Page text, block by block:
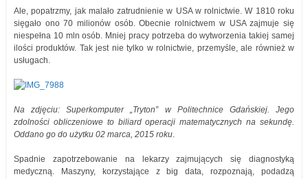
Ale, popatrzmy, jak malało zatrudnienie w USA w rolnictwie. W 1810 roku
sięgało ono 70 milionów osób. Obecnie rolnictwem w USA zajmuje się
niespełna 10 mln osób. Mniej pracy potrzeba do wytworzenia takiej samej
ilości produktów. Tak jest nie tylko w rolnictwie, przemyśle, ale również w
usługach.
Na zdjęciu: Superkomputer „Tryton” w Politechnice Gdańskiej. Jego
zdolności obliczeniowe to biliard operacji matematycznych na sekundę.
Oddano go do użytku 02 marca, 2015 roku.
Spadnie zapotrzebowanie na lekarzy zajmujących się diagnostyką
medyczną. Maszyny, korzystające z big data, rozpoznają, podadzą